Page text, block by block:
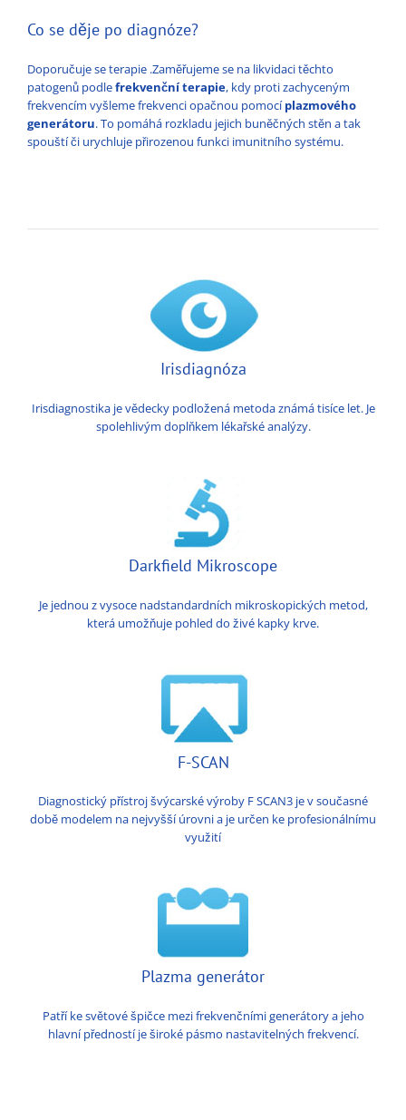
Co se děje po diagnóze?
Doporučuje se terapie .Zaměřujeme se na likvidaci těchto
patogenů podlefrekvenční terapie, kdy proti zachyceným
frekvencím vyšleme frekvenci opačnou pomocíplazmového
generátoru. To pomáhá rozkladu jejich buněčných stěn a tak
spouští či urychluje přirozenou funkci imunitního systému.
Irisdiagnóza
Irisdiagnostika je vědecky podložená metoda známá tisíce let. Je
spolehlivým doplňkem lékařské analýzy.
Darkfield Mikroscope
Je jednou z vysoce nadstandardních mikroskopických metod,
která umožňuje pohled do živé kapky krve.
F-SCAN
Diagnostický přístroj švýcarské výroby F SCAN3 je v současné
době modelem na nejvyšší úrovni a je určen ke profesionálnímu
využití
Plazma generátor
Patří ke světové špičce mezi frekvenčními generátory a jeho
hlavní předností je široké pásmo nastavitelných frekvencí.